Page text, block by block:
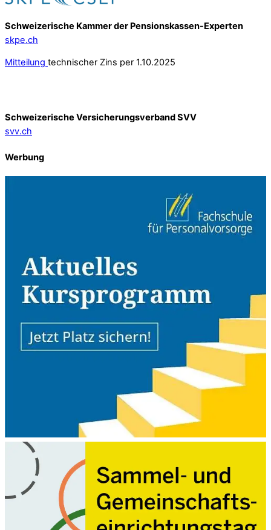
Schweizerische Kammer der Pensionskassen-Experten
skpe.ch
Mitteilung technischer Zins per 1.10.2025
Schweizerische Versicherungsverband SVV
svv.ch
Werbung